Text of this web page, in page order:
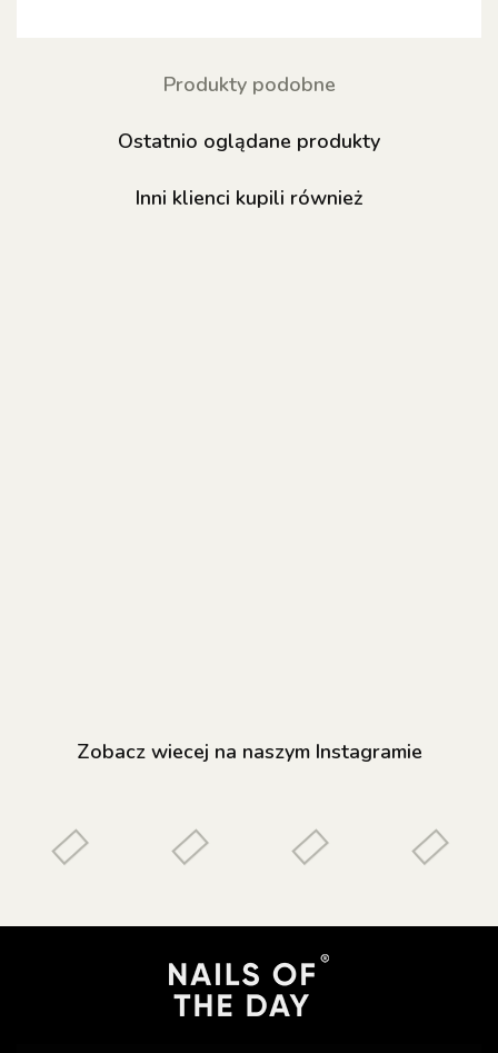
Produkty podobne
Ostatnio oglądane produkty
Inni klienci kupili również
Zobacz wiecej na naszym Instagramie